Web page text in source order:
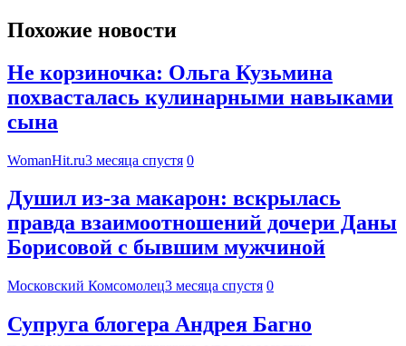
Похожие новости
Не корзиночка: Ольга Кузьмина
похвасталась кулинарными навыками
сына
WomanHit.ru3 месяца спустя 0
Душил из-за макарон: вскрылась
правда взаимоотношений дочери Даны
Борисовой с бывшим мужчиной
Московский Комсомолец3 месяца спустя 0
Супруга блогера Андрея Багно